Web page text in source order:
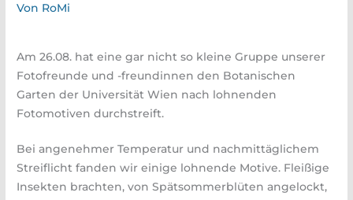
Von RoMi
Am 26.08. hat eine gar nicht so kleine Gruppe unserer
Fotofreunde und -freundinnen den Botanischen
Garten der Universität Wien nach lohnenden
Fotomotiven durchstreift.
Bei angenehmer Temperatur und nachmittäglichem
Streiflicht fanden wir einige lohnende Motive. Fleißige
Insekten brachten, von Spätsommerblüten angelockt,